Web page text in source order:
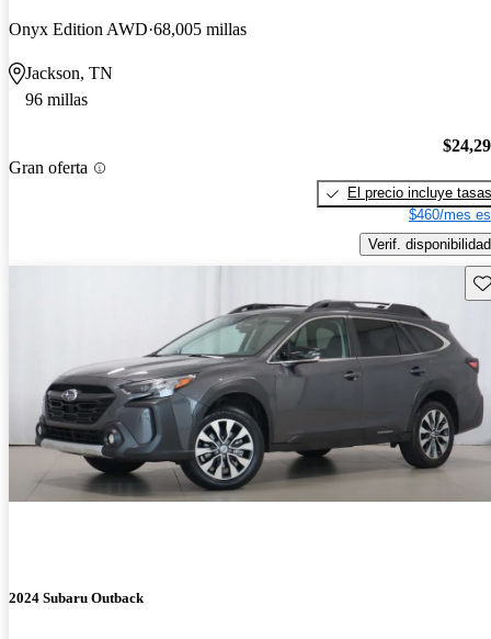
Onyx Edition AWD 68,005 millas
Jackson, TN
96 millas
Gran oferta
El precio incluye tasas
$460/mes
Verif. disponibilidad
2024 Subaru Outback